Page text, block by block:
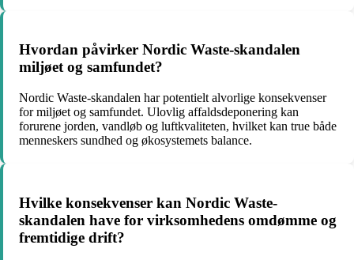
Hvordan påvirker Nordic Waste-skandalen
miljøet og samfundet?
Nordic Waste-skandalen har potentielt alvorlige konsekvenser
for miljøet og samfundet. Ulovlig affaldsdeponering kan
forurene jorden, vandløb og luftkvaliteten, hvilket kan true både
menneskers sundhed og økosystemets balance.
Hvilke konsekvenser kan Nordic Waste-
skandalen have for virksomhedens omdømme og
fremtidige drift?